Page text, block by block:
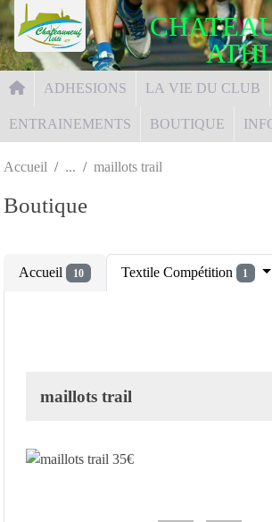
ADHESIONS LA VIE DU CLUB
ENTRAINEMENTS BOUTIQUE
Accueil maillots trail
Boutique
Accueil 10 Textile Compétition 1
maillots trail
Panneau de gestion des cookies